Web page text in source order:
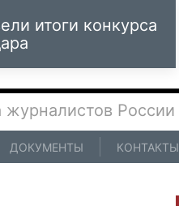
итоги конкурса
журналистов России
ДОКУМЕНТЫ КОНТАКТЫ